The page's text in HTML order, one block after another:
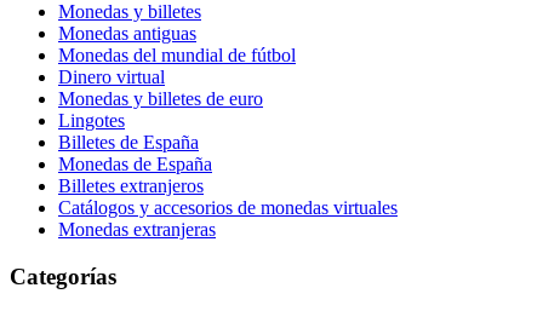
Monedas y billetes
Monedas antiguas
Monedas del mundial de fútbol
Dinero virtual
Monedas y billetes de euro
Lingotes
Billetes de España
Monedas de España
Billetes extranjeros
Catálogos y accesorios de monedas virtuales
Monedas extranjeras
Categorías